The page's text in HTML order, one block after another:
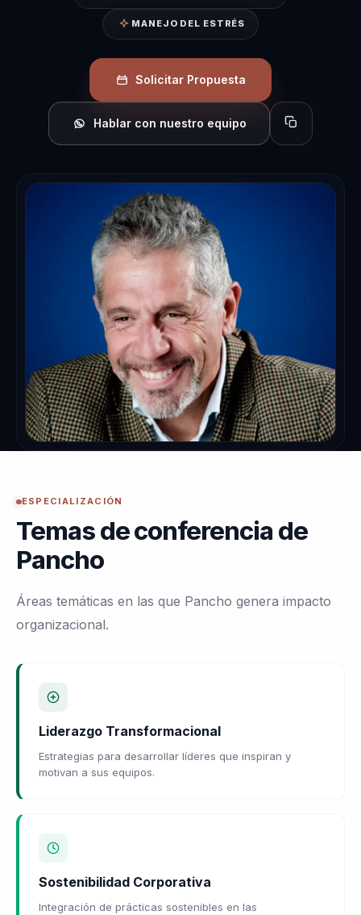
MANEJO DEL ESTRÉS
Solicitar Propuesta
Hablar con nuestro equipo Copiar perfil
ESPECIALIZACIÓN
Temas de conferencia de
Pancho
Áreas temáticas en las que Pancho genera impacto
organizacional.
Liderazgo Transformacional
Estrategias para desarrollar líderes que inspiran y
motivan a sus equipos.
Sostenibilidad Corporativa
Integración de prácticas sostenibles en las